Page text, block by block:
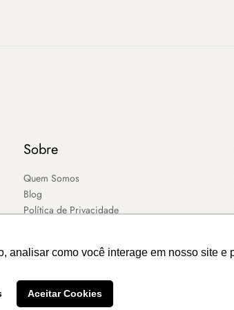
como você interage em nosso site e
Aceitar Cookies
Sobre
Quem Somos
Blog
Política de Privacidade
– MART ®